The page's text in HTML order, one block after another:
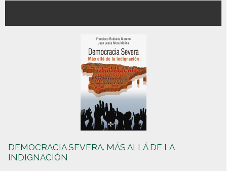
DEMOCRACIA SEVERA. MÁS ALLÁ DE LA
INDIGNACIÓN